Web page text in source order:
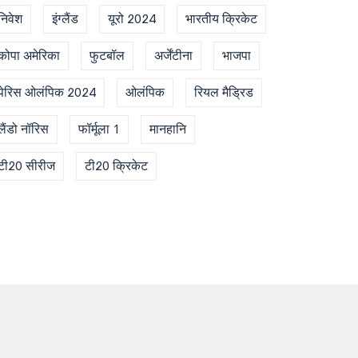
इंग्लैंड यूरो 2024 भारतीय क्रिकेट
अमेरिका फुटबॉल अर्जेंटीना भाजपा
ओलंपिक 2024 ओलंपिक रियल मैड्रिड
नॉरिस फॉर्मूला 1 मानहानि
सीरीज टी20 क्रिकेट